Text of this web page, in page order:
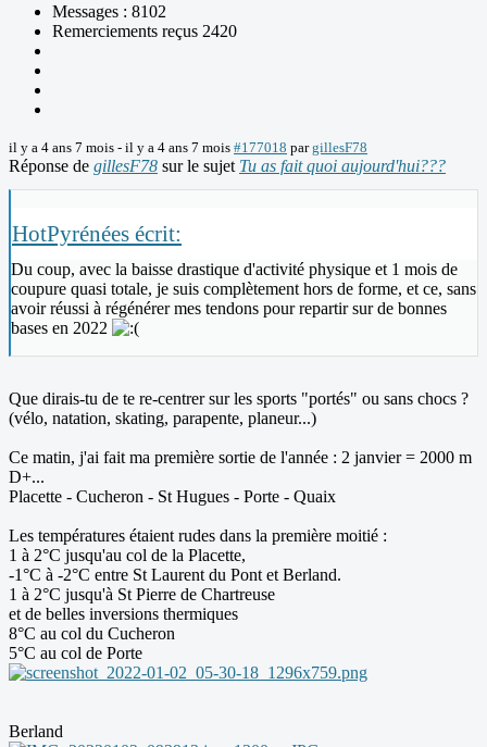
Messages : 8102
Remerciements reçus 2420
il y a 4 ans 7 mois - il y a 4 ans 7 mois #177018 pargillesF78
Réponse de gillesF78 sur le sujet Tu as fait quoi aujourd'hui???
HotPyrénées écrit:
Du coup, avec la baisse drastique d'activité physique et 1 mois de
coupure quasi totale, je suis complètement hors de forme, et ce, sans
avoir réussi à régénérer mes tendons pour repartir sur de bonnes
bases en 2022
Que dirais-tu de te re-centrer sur les sports "portés" ou sans chocs ?
(vélo, natation, skating, parapente, planeur...)
Ce matin, j'ai fait ma première sortie de l'année : 2 janvier = 2000 m
D+...
Placette - Cucheron - St Hugues - Porte - Quaix
Les températures étaient rudes dans la première moitié :
1 à 2°C jusqu'au col de la Placette,
-1°C à -2°C entre St Laurent du Pont et Berland.
1 à 2°C jusqu'à St Pierre de Chartreuse
et de belles inversions thermiques
8°C au col du Cucheron
5°C au col de Porte
Berland